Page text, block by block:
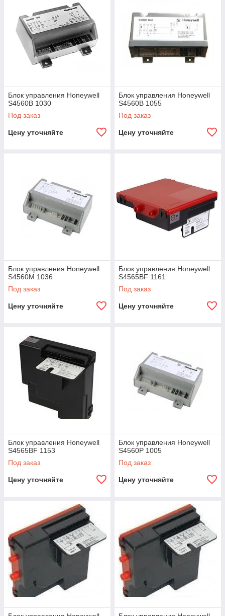
Блок управления Honeywell
S4560B 1030
Под заказ
Цену уточняйте
Блок управления Honeywell
S4560B 1055
Под заказ
Цену уточняйте
Блок управления Honeywell
S4560M 1036
Под заказ
Цену уточняйте
Блок управления Honeywell
S4565BF 1161
Под заказ
Цену уточняйте
Блок управления Honeywell
S4565BF 1153
Под заказ
Цену уточняйте
Блок управления Honeywell
S4560P 1005
Под заказ
Цену уточняйте